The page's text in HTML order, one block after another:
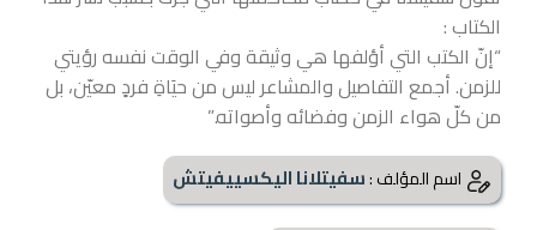
الكتاب :
“إنّ الكتب التي أؤلفها هي وثيقة وفي الوقت نفسه رؤيتي
للزمن. أجمع التفاصيل والمشاعر ليس من حيَاةِ فردٍ معيّن، بل
من كلّ هواء الزمن وفضائه وأصواته.”
اسم المؤلف :سفيتلانا اليكسييفيتش